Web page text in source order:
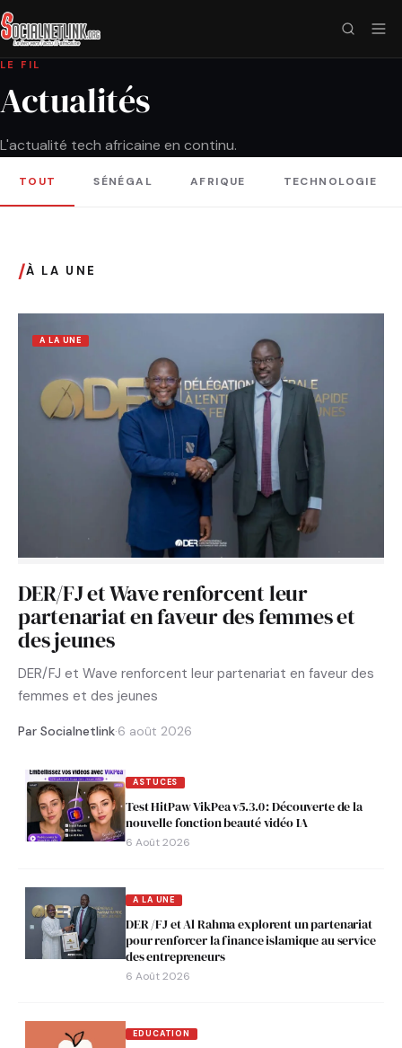
LE FIL
Actualités
L'actualité tech africaine en continu.
TOUT SÉNÉGAL AFRIQUE TECHNOLOGIE
/À LA UNE
A LA UNE
DER/FJ et Wave renforcent leur
partenariat en faveur des femmes et
des jeunes
DER/FJ et Wave renforcent leur partenariat en faveur des
femmes et des jeunes
Par Socialnetlink·6 août 2026
ASTUCES
Test HitPaw VikPea v5.3.0 : Découverte de la
nouvelle fonction beauté vidéo IA
6 Août 2026
A LA UNE
DER /FJ et Al Rahma explorent un partenariat
pour renforcer la finance islamique au service
des entrepreneurs
6 Août 2026
EDUCATION